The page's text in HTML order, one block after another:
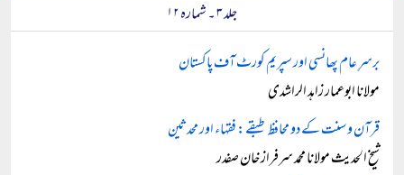
جلد ۳ ۔ شمارہ ۱۲
برسرِ عام پھانسی اور سپریم کورٹ آف پاکستان
مولانا ابوعمار زاہد الراشدی
قرآن و سنت کے دو محافظ طبقے: فقہاء اور محدثین
شیخ الحدیث مولانا محمد سرفراز خان صفدر